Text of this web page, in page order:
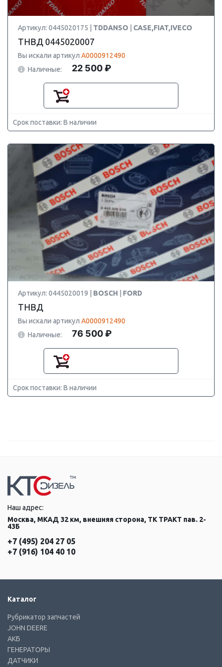
Артикул: 0445020175 | TDDANSO CASE,FIAT,IVECO
ТНВД 0445020007
Вы искали артикул A0000912490
Наличные:
22 500 ₽
Срок поставки: В наличии
Артикул: 0445020019 | BOSCH FORD
ТНВД
Вы искали артикул A0000912490
Наличные:
76 500 ₽
Срок поставки: В наличии
Наш адрес:
Москва, МКАД 32 км, внешняя сторона, ТК ТРАКТ пав. 2-
43Б
+7 (495) 204 27 05
+7 (916) 104 40 10
Каталог
Рубрикатор запчастей
JOHN DEERE
АКБ
ГЕНЕРАТОРЫ
ДАТЧИКИ